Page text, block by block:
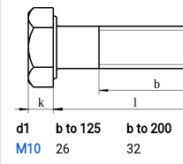
d1 b to 125 b to 200
M10
26 32